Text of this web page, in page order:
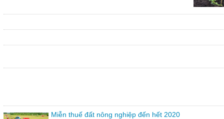
Miễn thuế đất nông nghiệp đến hết 2020